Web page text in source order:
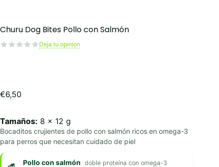
Churu Dog Bites Pollo con Salmón
Deja tu opinion
€6,50
Tamaños: 8 x 12 g
Bocaditos crujientes de pollo con salmón ricos en omega-3
para perros que necesitan cuidado de piel
Pollo con salmón doble proteína con omega-3